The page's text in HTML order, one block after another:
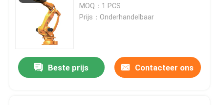
MOQ：1 PCS
Prijs：Onderhandelbaar
Beste prijs Contacteer ons